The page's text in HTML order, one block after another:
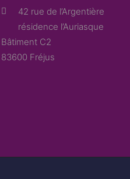
42 rue de l’Argentière
résidence l’Auriasque
Bâtiment C2
83600 Fréjus